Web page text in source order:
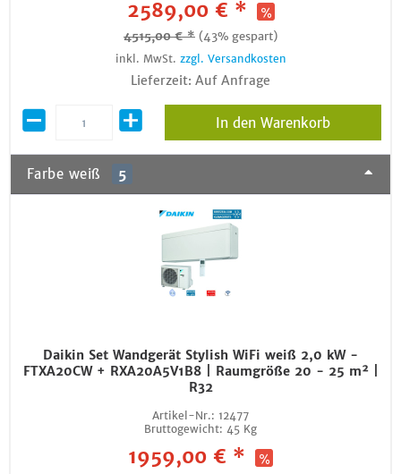
2589,00 € *
4515,00 € * (43% gespart)
inkl. MwSt. zzgl. Versandkosten
Lieferzeit: Auf Anfrage
In den Warenkorb
Farbe weiß 5
Daikin Set Wandgerät Stylish WiFi weiß 2,0 kW -
FTXA20CW + RXA20A5V1B8 | Raumgröße 20 - 25 m² |
R32
Artikel-Nr.: 12477
Bruttogewicht: 45 Kg
1959,00 € *